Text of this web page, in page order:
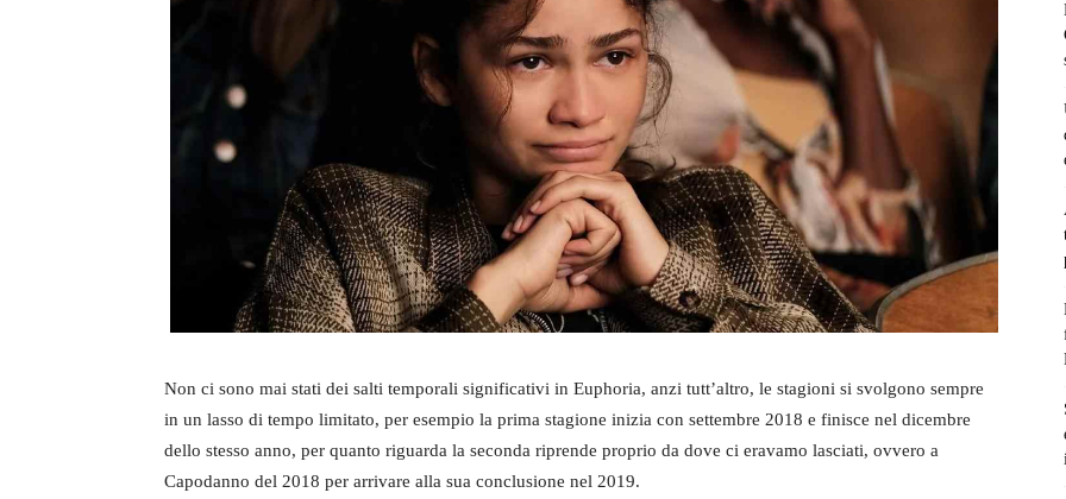
Non ci sono mai stati dei salti temporali significativi in Euphoria, anzi tutt’altro, le stagioni si svolgono sempre
in un lasso di tempo limitato, per esempio la prima stagione inizia con settembre 2018 e finisce nel dicembre
dello stesso anno, per quanto riguarda la seconda riprende proprio da dove ci eravamo lasciati, ovvero a
Capodanno del 2018 per arrivare alla sua conclusione nel 2019.